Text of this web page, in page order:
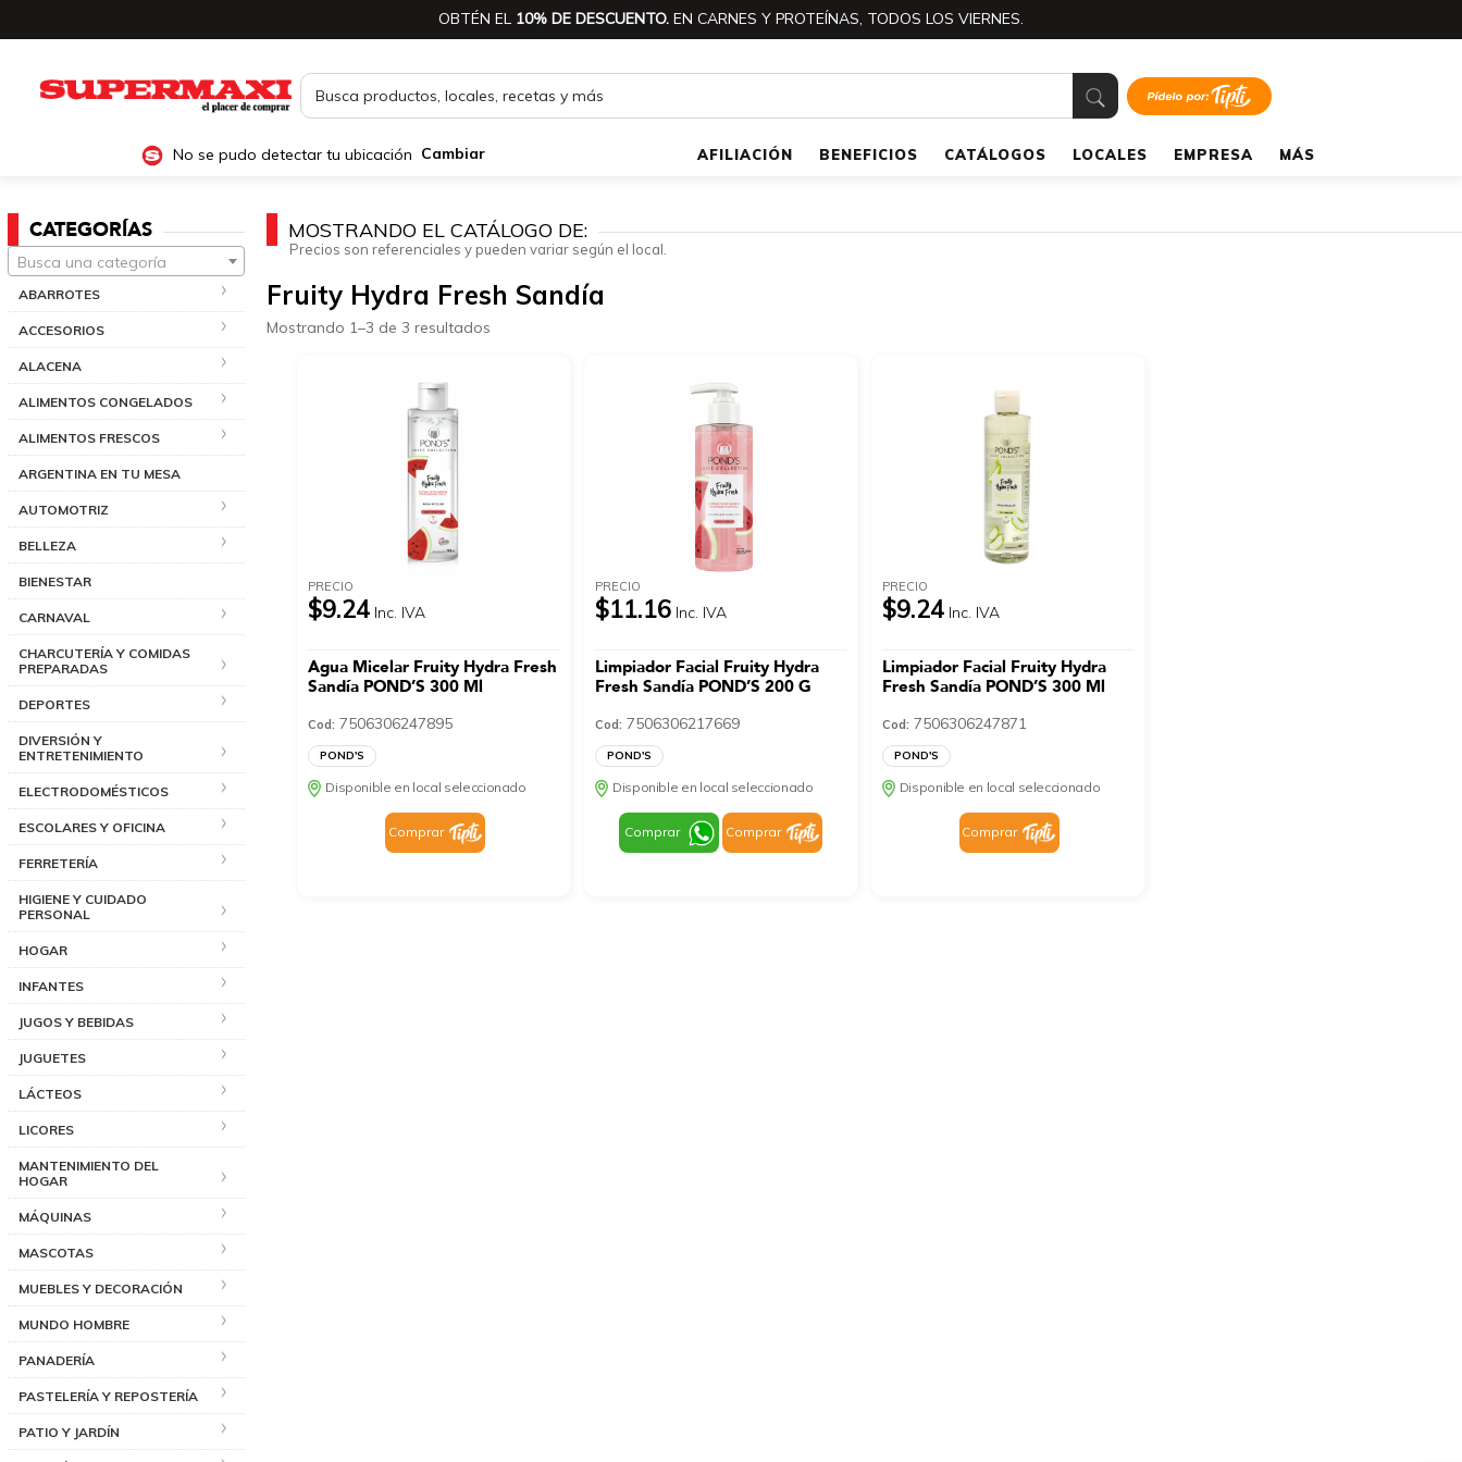
OBTÉN EL 10% DE DESCUENTO. EN CARNES Y PROTEÍNAS, TODOS LOS VIERNES.
No se pudo detectar tu ubicación Cambiar AFILIACIÓN BENEFICIOS CATÁLOGOS LOCALES EMPRESA MÁS
CATEGORÍAS
Busca una categoría
ABARROTES
ACCESORIOS
ALACENA
ALIMENTOS CONGELADOS
ALIMENTOS FRESCOS
ARGENTINA EN TU MESA
AUTOMOTRIZ
BELLEZA
BIENESTAR
CARNAVAL
CHARCUTERÍA Y COMIDAS
PREPARADAS
DEPORTES
DIVERSIÓN Y
ENTRETENIMIENTO
ELECTRODOMÉSTICOS
ESCOLARES Y OFICINA
FERRETERÍA
HIGIENE Y CUIDADO
PERSONAL
HOGAR
INFANTES
JUGOS Y BEBIDAS
JUGUETES
LÁCTEOS
LICORES
MANTENIMIENTO DEL
HOGAR
MÁQUINAS
MASCOTAS
MUEBLES Y DECORACIÓN
MUNDO HOMBRE
PANADERÍA
PASTELERÍA Y REPOSTERÍA
PATIO Y JARDÍN
MOSTRANDO EL CATÁLOGO DE:
Precios son referenciales y pueden variar según el local.
Fruity Hydra Fresh Sandía
Mostrando 1–3 de 3 resultados
PRECIO
$9.24 Inc. IVA
Agua Micelar Fruity Hydra Fresh
Sandía POND’S 300 Ml
Cod: 7506306247895
POND'S
Disponible en local seleccionado
Comprar
PRECIO
$11.16 Inc. IVA
Limpiador Facial Fruity Hydra
Fresh Sandía POND’S 200 G
Cod: 7506306217669
POND'S
Disponible en local seleccionado
Comprar Comprar
PRECIO
$9.24 Inc. IVA
Limpiador Facial Fruity Hydra
Fresh Sandía POND’S 300 Ml
Cod: 7506306247871
POND'S
Disponible en local seleccionado
Comprar